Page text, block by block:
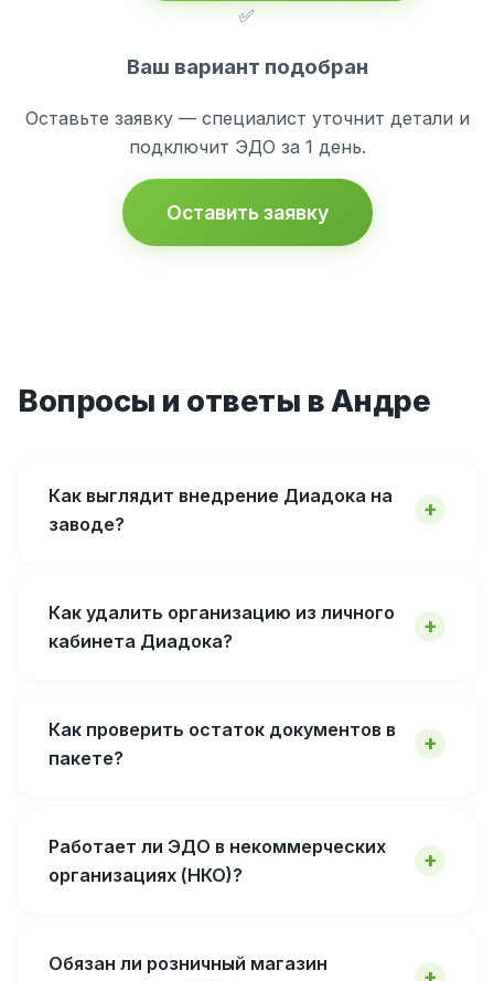
✅
Ваш вариант подобран
Оставьте заявку — специалист уточнит детали и
подключит ЭДО за 1 день.
Оставить заявку
Вопросы и ответы в Андре
Как выглядит внедрение Диадока на
заводе?
Как удалить организацию из личного
кабинета Диадока?
Как проверить остаток документов в
пакете?
Работает ли ЭДО в некоммерческих
организациях (НКО)?
Обязан ли розничный магазин